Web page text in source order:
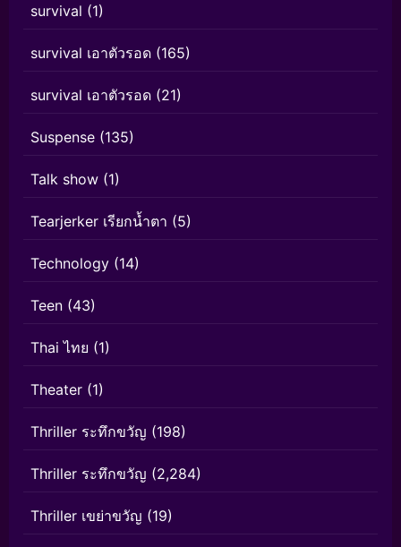
survival (1)
survival เอาตัวรอด (165)
survival เอาตัวรอด (21)
Suspense (135)
Talk show (1)
Tearjerker เรียกน้ำตา (5)
Technology (14)
Teen (43)
Thai ไทย (1)
Theater (1)
Thriller ระทึกขวัญ (198)
Thriller ระทึกขวัญ (2,284)
Thriller เขย่าขวัญ (19)